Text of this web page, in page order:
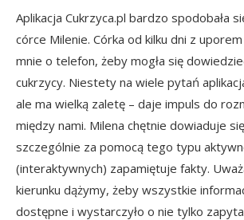
Aplikacja Cukrzyca.pl bardzo spodobała
córce Milenie. Córka od kilku dni z
mnie o telefon, żeby mogła się
cukrzycy. Niestety na wiele pytań
ale ma wielką zaletę – daje impuls do
między nami. Milena chętnie dowiaduje
szczególnie za pomocą tego typu
(interaktywnych) zapamiętuje fakty.
kierunku dążymy, żeby wszystkie
dostępne i wystarczyło o nie tylko